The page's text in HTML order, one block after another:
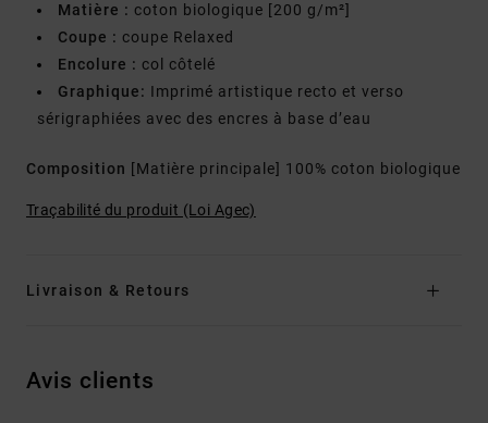
Matière : coton biologique [200 g/m²]
Coupe : coupe Relaxed
Encolure : col côtelé
Graphique: Imprimé artistique recto et verso
sérigraphiées avec des encres à base d’eau
Composition [Matière principale] 100% coton biologique
Traçabilité du produit (Loi Agec)
Livraison & Retours
Avis clients